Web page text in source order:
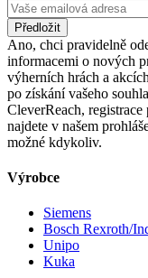
oder einem
Anlehnung
Austausch aller
identifiziert
Maschine und
Ausschließliche
Gesetzgeber
Überprüfung
Mit unserer
zertifizierten
priorisieren.
Verkauf von
Předložit
Ano, chci pravidelně
informacemi o nových
výherních hrách a
po získání vašeho
CleverReach,
najdete v našem
možné kdykoliv.
Výrobce
Siemens
Bosch Rexroth/
Unipo
Kuka